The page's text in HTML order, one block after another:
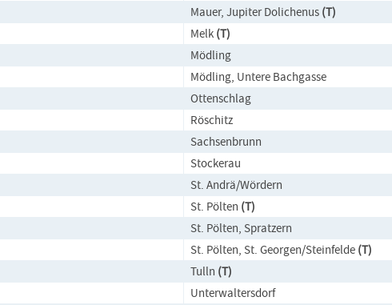
Mauer, Jupiter Dolichenus (T)
Melk (T)
Mödling
Mödling, Untere Bachgasse
Ottenschlag
Röschitz
Sachsenbrunn
Stockerau
St. Andrä/Wördern
St. Pölten (T)
St. Pölten, Spratzern
St. Pölten, St. Georgen/Steinfelde (T)
Tulln (T)
Unterwaltersdorf